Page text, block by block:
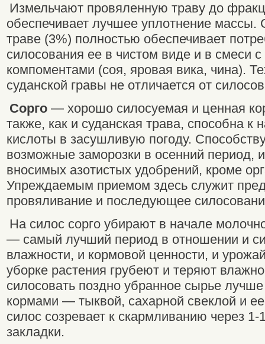
Измельчают провяленную траву до
обеспечивает лучшее уплотнение массы.
траве (3%) полностью обеспечивает
силосования ее в чистом виде и в смеси
компоментами (соя, яровая вика, чина).
суданской гравы не отличается от
Сорго — хорошо силосуемая и ценная
также, как и суданская трава, способна к
кислоты в засушливую погоду.
возможные заморозки в осенний период,
вносимых азотистых удобрений, кроме
Упреждаемым приемом здесь служит
провяливание и последующее
На силос сорго убирают в начале
— самый лучший период в отношении и
влажности, и кормовой ценности, и
уборке растения грубеют и теряют
силосовать поздно убранное сырье
кормами — тыквой, сахарной свеклой и
силос созревает к скармливанию через
закладки.